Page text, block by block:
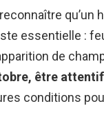
qu’un
essentielle :
de
être attentif
conditions